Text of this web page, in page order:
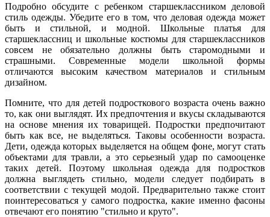
Подробно обсудите с ребенком старшеклассником деловой
стиль одежды. Убедите его в том, что деловая одежда может
быть и стильной, и модной. Школьные платья для
старшеклассниц и школьные костюмы для старшеклассников
совсем не обязательно должны быть старомодными и
страшными. Современные модели школьной формы
отличаются высоким качеством материалов и стильным
дизайном.
Помните, что для детей подросткового возраста очень важно
то, как они выглядят. Их предпочтения и вкусы складываются
на основе мнения их товарищей. Подростки предпочитают
быть как все, не выделяться. Таковы особенности возраста.
Дети, одежда которых выделяется на общем фоне, могут стать
объектами для травли, а это серьезный удар по самооценке
таких детей. Поэтому школьная одежда для подростков
должна выглядеть стильно, модели следует подбирать в
соответствии с текущей модой. Предварительно также стоит
поинтересоваться у самого подростка, какие именно фасоны
отвечают его понятию "стильно и круто".